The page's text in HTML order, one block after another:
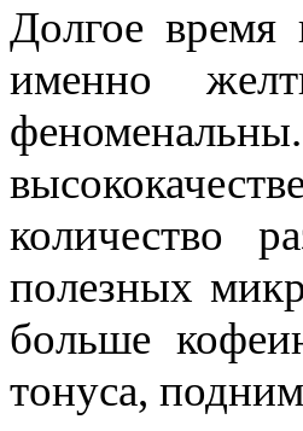
Долгое время
именно
количество
полезных
больше
тонуса,